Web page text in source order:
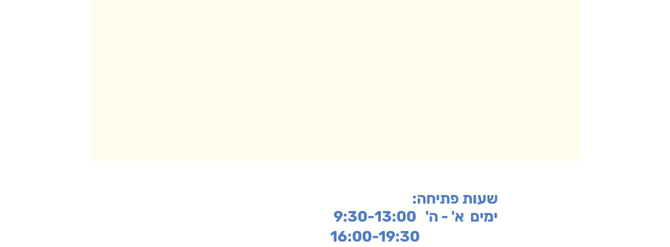
:שעות פתיחה
ימים א' - ה' 9:30-13:00